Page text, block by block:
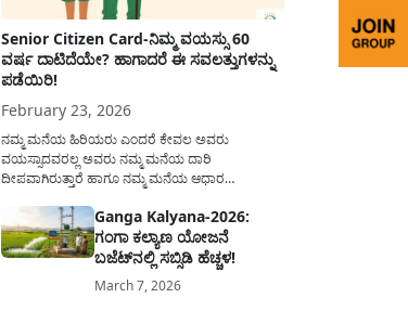
Senior Citizen Card-ನಿಮ್ಮ ವಯಸ್ಸು 60
ವರ್ಷ ದಾಟಿದೆಯೇ? ಹಾಗಾದರೆ ಈ ಸವಲತ್ತುಗಳನ್ನು
ಪಡೆಯಿರಿ!
February 23, 2026
ನಮ್ಮ ಮನೆಯ ಹಿರಿಯರು ಎಂದರೆ ಕೇವಲ ಅವರು
ವಯಸ್ಸಾದವರಲ್ಲ ಅವರು ನಮ್ಮ ಮನೆಯ ದಾರಿ
ದೀಪವಾಗಿರುತ್ತಾರೆ ಹಾಗೂ ನಮ್ಮ ಮನೆಯ ಆಧಾರ
ಸಮಾಜಕ್ಕಾಗಿ ದುಡಿತಿರುತ್ತಾರೆ ಹಾಗೆಯೇ ಅವರು ತಮ್ಮ 60
ವರ್ಷಗಳ ನಂತರದ ಜೀವನವನ್ನು ನೆಮ್ಮದಿಯಿಂದ
ಕಳೆಯಬೇಕೆಂಬುದು ಪ್ರತಿಯೊಬ್ಬರ ಕನಸಾಗಿರುತ್ತದೆ ಆದ್ದರಿಂದ
ಸರ್ಕಾರವು ಹಿರಿಯ ನಾಗರಿಕರ ಗುರುತಿನ ಚೀಟಿ...
Ganga Kalyana-2026:
ಗಂಗಾ ಕಲ್ಯಾಣ ಯೋಜನೆ
ಬಜೆಟ್‌ನಲ್ಲಿ ಸಬ್ಸಿಡಿ ಹೆಚ್ಚಳ!
March 7, 2026